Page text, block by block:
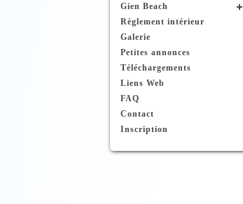
Gien Beach
Règlement intérieur
Galerie
Petites annonces
Téléchargements
Liens Web
FAQ
Contact
Inscription